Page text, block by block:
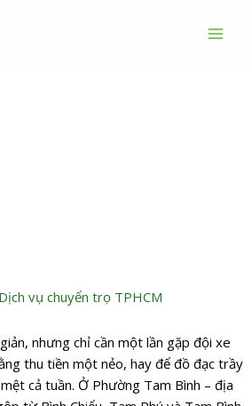
Dịch vụ chuyển trọ TPHCM
nhưng chỉ cần một lần gặp đội xe
thu tiền một nẻo, hay để đồ đạc trầy
cả tuần. Ở Phường Tam Bình – địa